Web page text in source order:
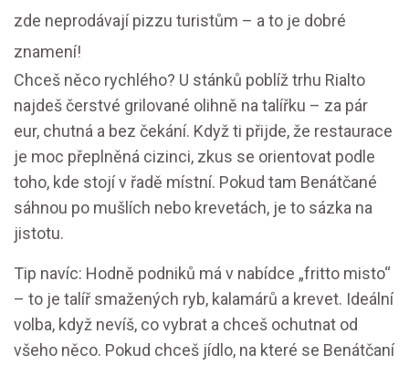
zde neprodávají pizzu turistům – a to je dobré
znamení!
Chceš něco rychlého? U stánků poblíž trhu Rialto
najdeš čerstvé grilované olihně na talířku – za pár
eur, chutná a bez čekání. Když ti přijde, že restaurace
je moc přeplněná cizinci, zkus se orientovat podle
toho, kde stojí v řadě místní. Pokud tam Benátčané
sáhnou po mušlích nebo krevetách, je to sázka na
jistotu.
Tip navíc: Hodně podniků má v nabídce „fritto misto“
– to je talíř smažených ryb, kalamárů a krevet. Ideální
volba, když nevíš, co vybrat a chceš ochutnat od
všeho něco. Pokud chceš jídlo, na které se Benátčaní